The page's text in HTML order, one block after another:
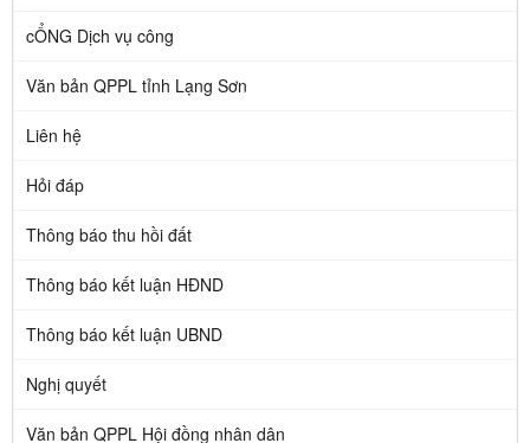
cỔNG Dịch vụ công
Văn bản QPPL tỉnh Lạng Sơn
Liên hệ
Hỏi đáp
Thông báo thu hồi đất
Thông báo kết luận HĐND
Thông báo kết luận UBND
Nghị quyết
Văn bản QPPL Hội đồng nhân dân